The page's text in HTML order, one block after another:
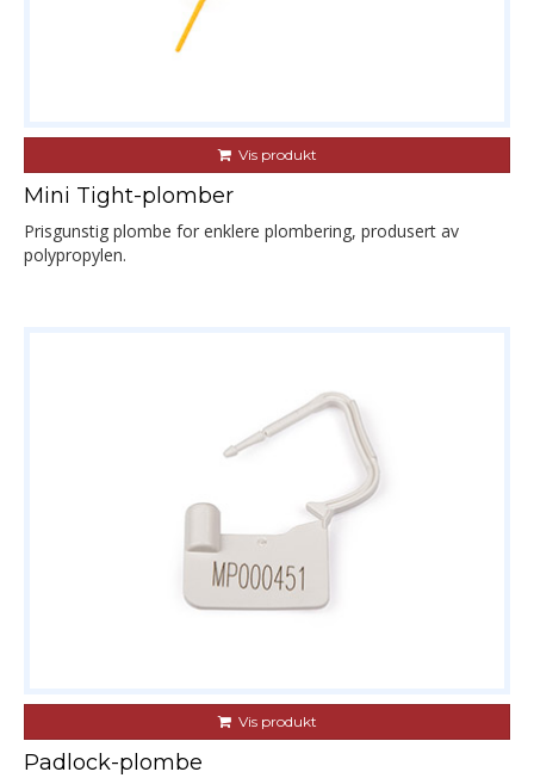
Vis produkt
Mini Tight-plomber
Prisgunstig plombe for enklere plombering, produsert av
polypropylen.
Vis produkt
Padlock-plombe